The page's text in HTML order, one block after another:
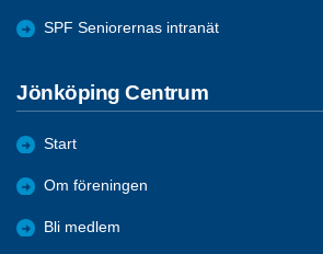
SPF Seniorernas intranät
Jönköping Centrum
Start
Om föreningen
Bli medlem